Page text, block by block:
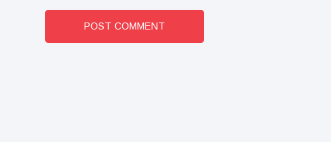
POST COMMENT